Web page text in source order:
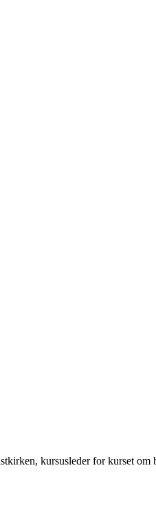
kursusleder for kurset